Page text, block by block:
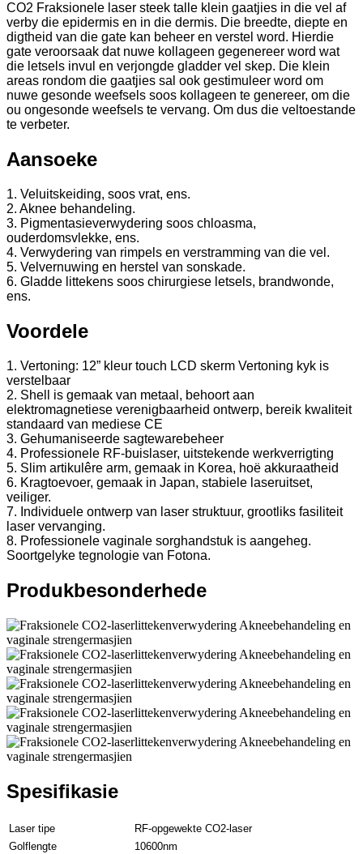
CO2 Fraksionele laser steek talle klein gaatjies in die vel af
verby die epidermis en in die dermis. Die breedte, diepte en
digtheid van die gate kan beheer en verstel word. Hierdie
gate veroorsaak dat nuwe kollageen gegenereer word wat
die letsels invul en verjongde gladder vel skep. Die klein
areas rondom die gaatjies sal ook gestimuleer word om
nuwe gesonde weefsels soos kollageen te genereer, om die
ou ongesonde weefsels te vervang. Om dus die veltoestande
te verbeter.
Aansoeke
1. Veluitskeiding, soos vrat, ens.
2. Aknee behandeling.
3. Pigmentasieverwydering soos chloasma,
ouderdomsvlekke, ens.
4. Verwydering van rimpels en verstramming van die vel.
5. Velvernuwing en herstel van sonskade.
6. Gladde littekens soos chirurgiese letsels, brandwonde,
ens.
Voordele
1. Vertoning: 12” kleur touch LCD skerm Vertoning kyk is
verstelbaar
2. Shell is gemaak van metaal, behoort aan
elektromagnetiese verenigbaarheid ontwerp, bereik kwaliteit
standaard van mediese CE
3. Gehumaniseerde sagtewarebeheer
4. Professionele RF-buislaser, uitstekende werkverrigting
5. Slim artikulêre arm, gemaak in Korea, hoë akkuraatheid
6. Kragtoevoer, gemaak in Japan, stabiele laseruitset,
veiliger.
7. Individuele ontwerp van laser struktuur, grootliks fasiliteit
laser vervanging.
8. Professionele vaginale sorghandstuk is aangeheg.
Soortgelyke tegnologie van Fotona.
Produkbesonderhede
Spesifikasie
Laser tipe
RF-opgewekte CO2-laser
Golflengte
10600nm